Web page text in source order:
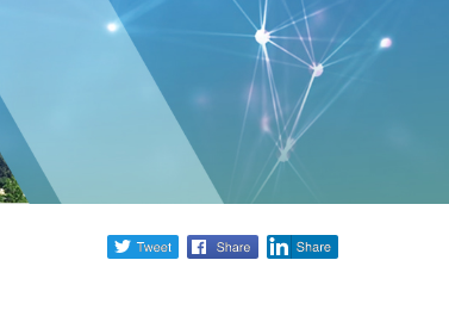
Share
twitter facebook